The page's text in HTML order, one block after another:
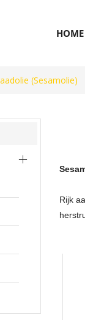
HOME
(Sesamolie)
Rijk